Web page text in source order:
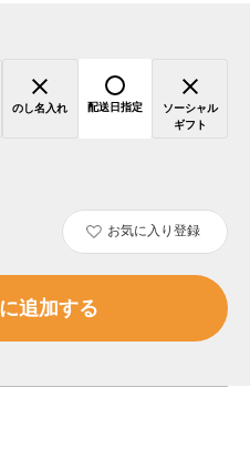
のし名入れ 配送日指定
ソーシャル
ギフト
お気に入り登録